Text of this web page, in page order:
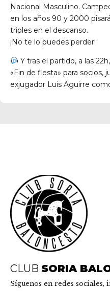
Nacional Masculino.
en los años 90 y 2000
triples en el descanso.
¡No te lo puedes perder!
Y tras el partido, a las
«Fin de fiesta» para socios,
exjugador Luis Aguirre
CLUB SORIA
Síguenos en redes sociales,